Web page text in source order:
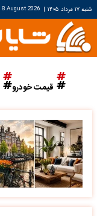
شنبه ۱۷ مرداد ۱۴۰۵ |
8 August 2026
قیمت خودرو